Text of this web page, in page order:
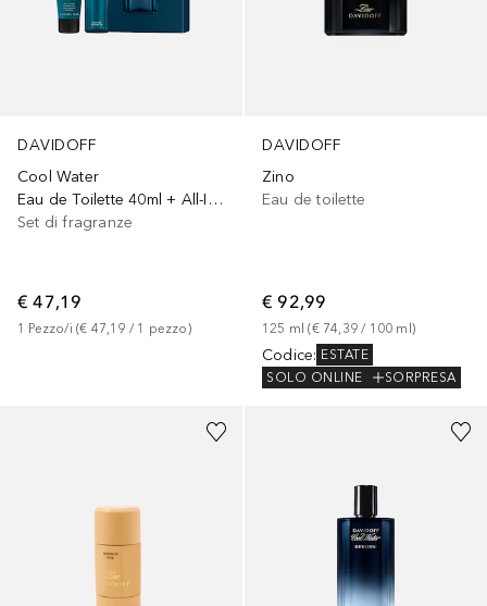
DAVIDOFF
Cool Water
Eau de Toilette 40ml + All-In-One Duschgel 75ml
Set di fragranze
€ 47,19
1 Pezzo/i (€ 47,19 / 1 pezzo)
DAVIDOFF
Zino
Eau de toilette
€ 92,99
125 ml (€ 74,39 / 100 ml )
Codice: ESTATE
SOLO ONLINE
SORPRESA